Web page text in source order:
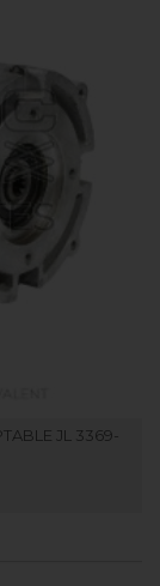
JL 3369-